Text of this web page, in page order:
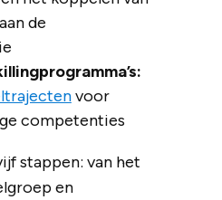
de
voor
competenties
stappen: van het
en